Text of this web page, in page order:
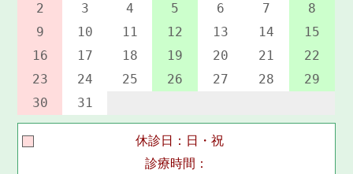
2
3 4 5 6 7
8
9
10 11 12 13 14
15
16
17 18 19 20 21
22
23
24 25 26 27 28
29
30
31
休診日：日・祝
診療時間：